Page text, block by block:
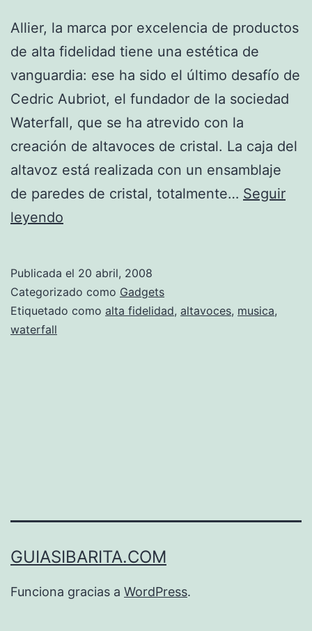
Allier, la marca por excelencia de productos
de alta fidelidad tiene una estética de
vanguardia: ese ha sido el último desafío de
Cedric Aubriot, el fundador de la sociedad
Waterfall, que se ha atrevido con la
creación de altavoces de cristal. La caja del
altavoz está realizada con un ensamblaje
de paredes de cristal, totalmente… Seguir
leyendo
caja
de
Publicada el 20 abril, 2008
Categorizado como Gadgets
Etiquetado como alta fidelidad, altavoces, musica,
waterfall
GUIASIBARITA.COM
Funciona gracias a WordPress.